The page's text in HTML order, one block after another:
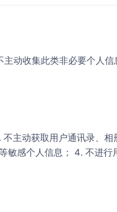
动收集此类非必要个人信
主动获取用户通讯录、相
敏感个人信息； 4. 不进行